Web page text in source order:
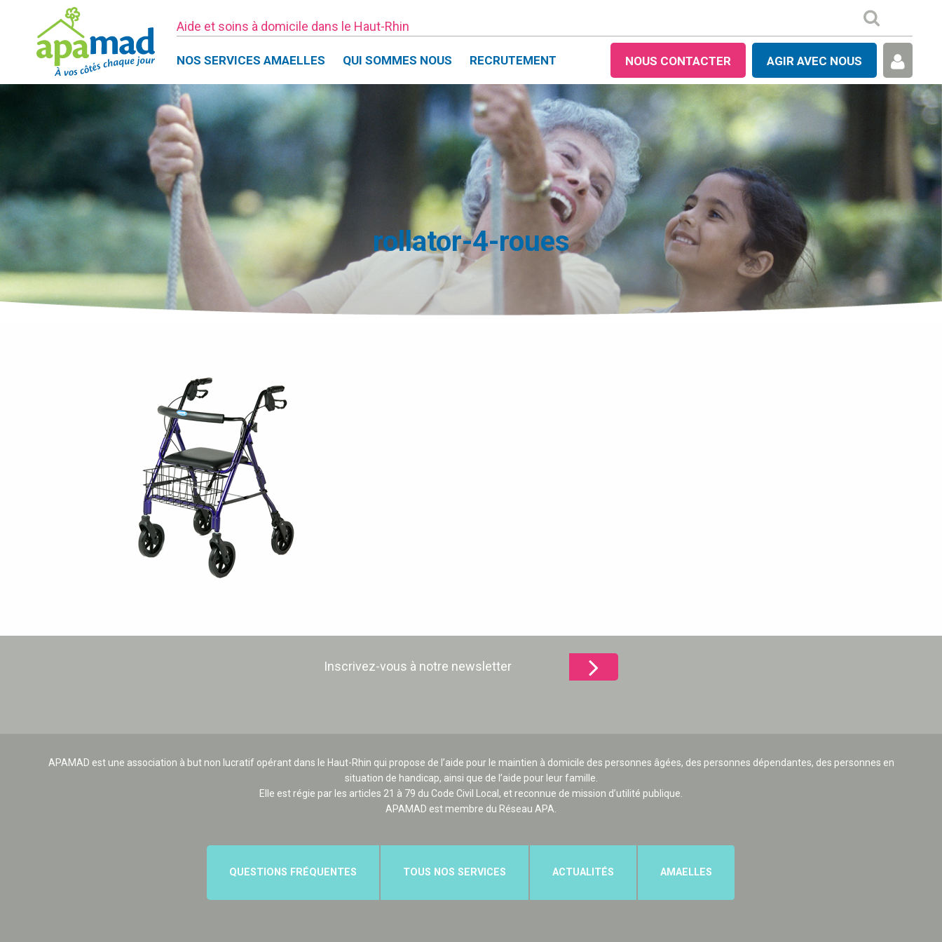
Aide et soins à domicile dans le Haut-Rhin
NOS SERVICES AMAELLES QUI SOMMES NOUS RECRUTEMENT NOUS CONTACTER AGIR AVEC NOUS
rollator-4-roues
Inscrivez-vous à notre newsletter
APAMAD est une association à but non lucratif opérant dans le Haut-Rhin qui propose de l’aide pour le maintien à domicile des personnes âgées, des personnes dépendantes, des personnes en
situation de handicap, ainsi que de l’aide pour leur famille.
Elle est régie par les articles 21 à 79 du Code Civil Local, et reconnue de mission d’utilité publique.
APAMAD est membre du Réseau APA.
QUESTIONS FRÉQUENTES TOUS NOS SERVICES ACTUALITÉS AMAELLES